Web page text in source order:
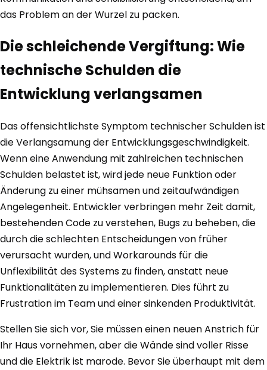
das Problem an der Wurzel zu packen.
Die schleichende Vergiftung: Wie
technische Schulden die
Entwicklung verlangsamen
Das offensichtlichste Symptom technischer Schulden ist
die Verlangsamung der Entwicklungsgeschwindigkeit.
Wenn eine Anwendung mit zahlreichen technischen
Schulden belastet ist, wird jede neue Funktion oder
Änderung zu einer mühsamen und zeitaufwändigen
Angelegenheit. Entwickler verbringen mehr Zeit damit,
bestehenden Code zu verstehen, Bugs zu beheben, die
durch die schlechten Entscheidungen von früher
verursacht wurden, und Workarounds für die
Unflexibilität des Systems zu finden, anstatt neue
Funktionalitäten zu implementieren. Dies führt zu
Frustration im Team und einer sinkenden Produktivität.
Stellen Sie sich vor, Sie müssen einen neuen Anstrich für
Ihr Haus vornehmen, aber die Wände sind voller Risse
und die Elektrik ist marode. Bevor Sie überhaupt mit dem